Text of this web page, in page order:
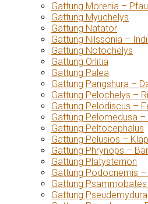
Gattung Morenia –
Gattung Myuchelys
Gattung Natator
Gattung Nilssonia –
Gattung Notochelys
Gattung Orlitia
Gattung Palea
Gattung Pangshura –
Gattung Pelochelys –
Gattung Pelodiscus –
Gattung Pelomedusa
Gattung Peltocephalus
Gattung Pelusios –
Gattung Phrynops –
Gattung Platysternon
Gattung Podocnemis
Gattung
Gattung Pseudemydura